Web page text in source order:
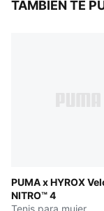
TAMBIÉN TE
PUMA x HYROX
NITRO™ 4
Tenis para mujer